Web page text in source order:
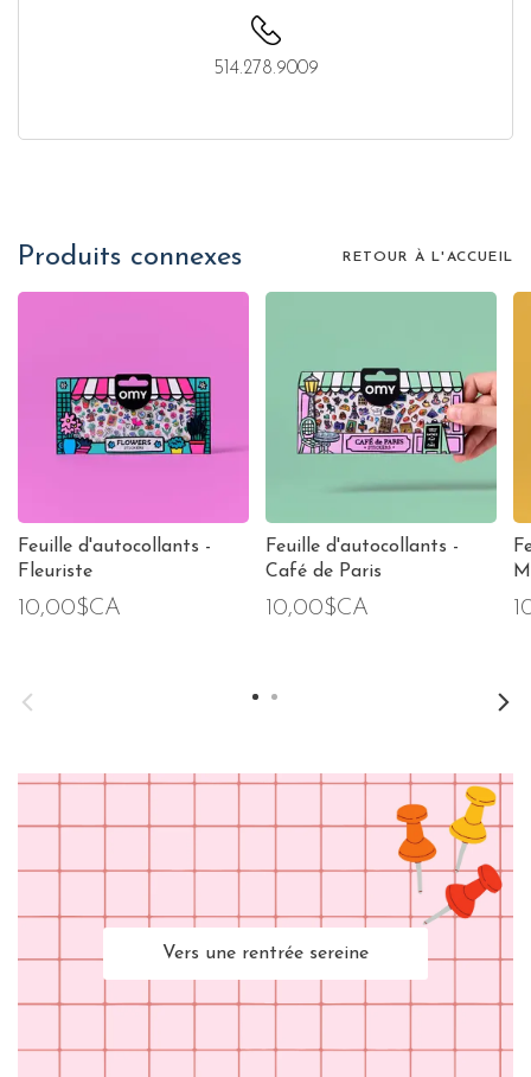
514.278.9009
Produits connexes RETOUR À L'ACCUEIL
Feuille d'autocollants -
Fleuriste
10,00$CA
Feuille d'autocollants -
Café de Paris
10,00$CA
Vers une rentrée sereine